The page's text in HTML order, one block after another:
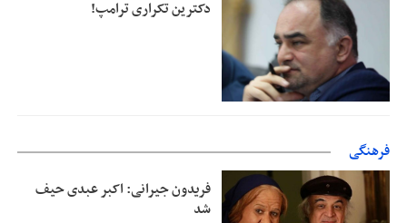
دکترین تکراری ترامپ!
فرهنگی
فریدون جیرانی: اکبر عبدی حیف
شد